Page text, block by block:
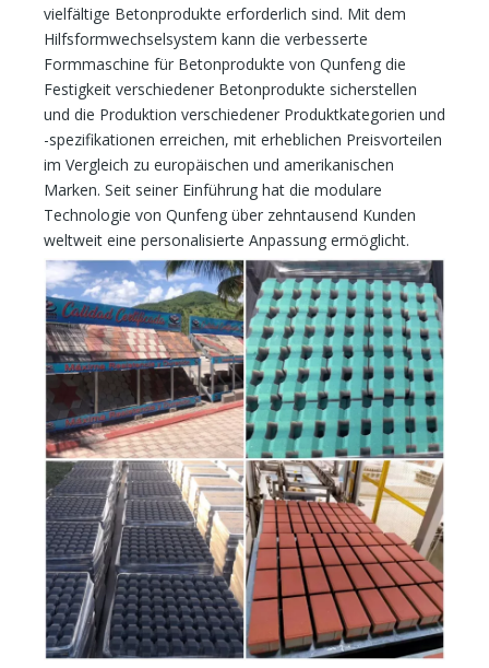
vielfältige Betonprodukte erforderlich sind. Mit dem
Hilfsformwechselsystem kann die verbesserte
Formmaschine für Betonprodukte von Qunfeng die
Festigkeit verschiedener Betonprodukte sicherstellen
und die Produktion verschiedener Produktkategorien und
-spezifikationen erreichen, mit erheblichen Preisvorteilen
im Vergleich zu europäischen und amerikanischen
Marken. Seit seiner Einführung hat die modulare
Technologie von Qunfeng über zehntausend Kunden
weltweit eine personalisierte Anpassung ermöglicht.